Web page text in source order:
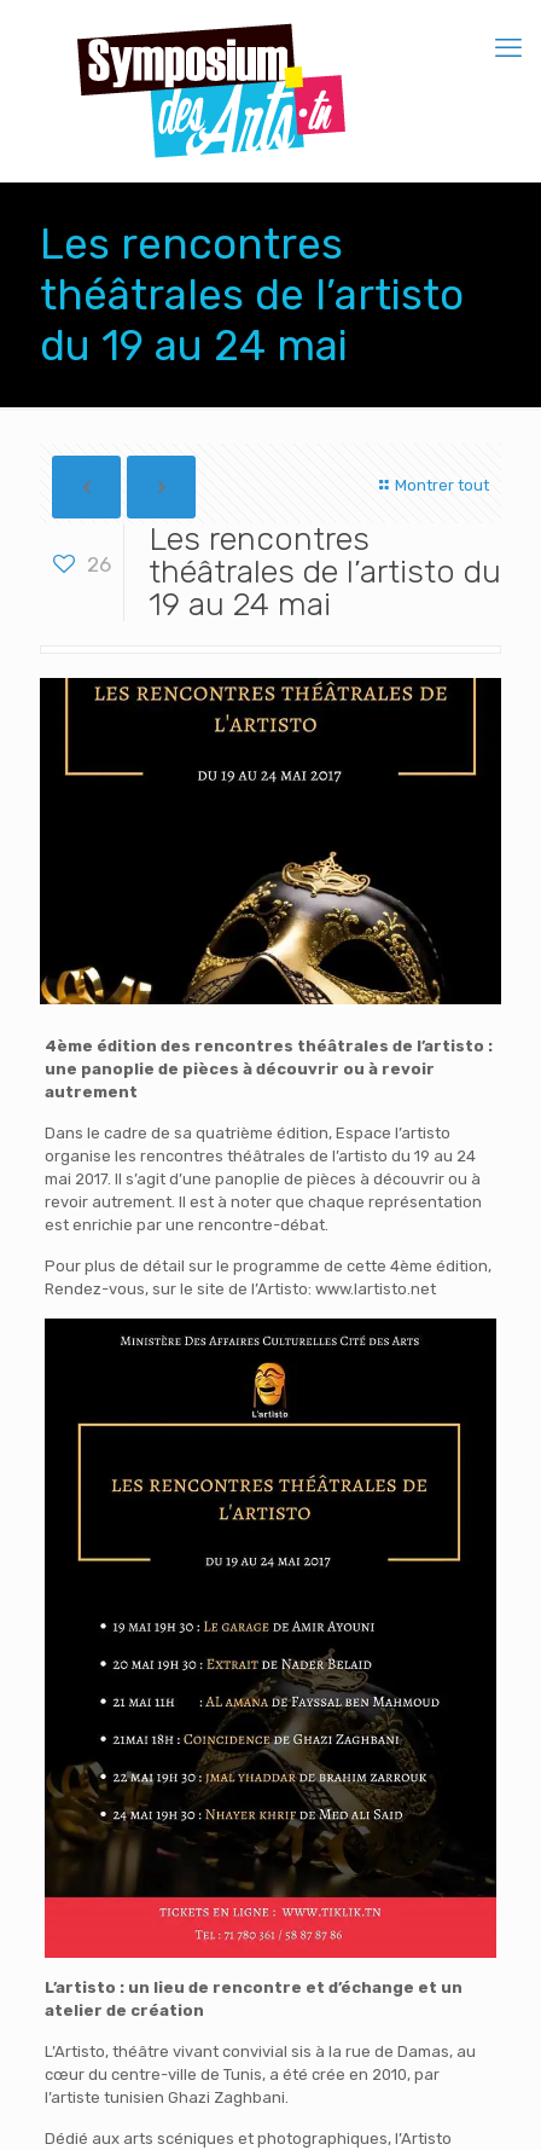
Les rencontres
théâtrales de l’artisto
du 19 au 24 mai
Montrer tout
26
Les rencontres
théâtrales de l’artisto du
19 au 24 mai
4ème édition des rencontres théâtrales de l’artisto :
une panoplie de pièces à découvrir ou à revoir
autrement
Dans le cadre de sa quatrième édition, Espace l’artisto
organise les rencontres théâtrales de l’artisto du 19 au 24
mai 2017. Il s’agit d’une panoplie de pièces à découvrir ou à
revoir autrement. Il est à noter que chaque représentation
est enrichie par une rencontre-débat.
Pour plus de détail sur le programme de cette 4ème édition,
Rendez-vous, sur le site de l’Artisto: www.lartisto.net
L’artisto : un lieu de rencontre et d’échange et un
atelier de création
L’Artisto, théâtre vivant convivial sis à la rue de Damas, au
cœur du centre-ville de Tunis, a été crée en 2010, par
l’artiste tunisien Ghazi Zaghbani.
Dédié aux arts scéniques et photographiques, l’Artisto